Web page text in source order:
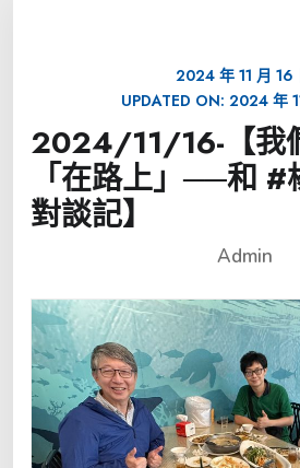
2024 年 11 月 16
UPDATED ON: 2024 年
2024/11/16-【我
「在路上」──和
對談記】
Admin